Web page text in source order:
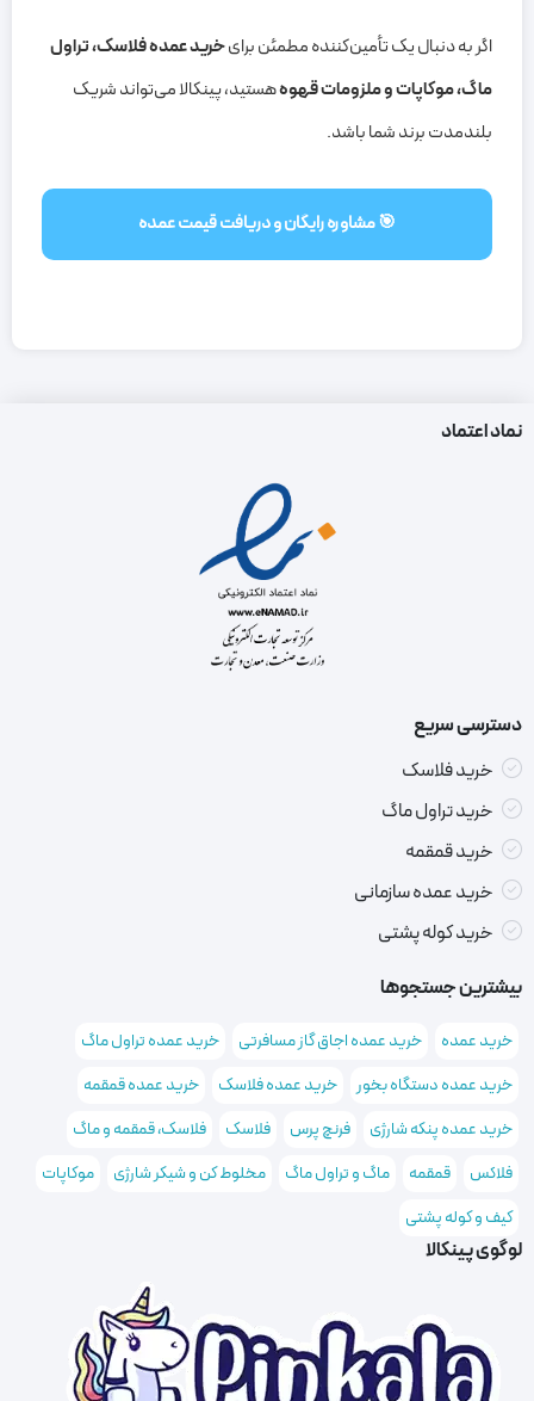
اگر به دنبال یک تأمین‌کننده مطمئن برایخرید عمده فلاسک، تراول
ماگ، موکاپات و ملزومات قهوههستید، پینکالا می‌تواند شریک
بلندمدت برند شما باشد.
🎯 مشاوره رایگان و دریافت قیمت عمده
نماد اعتماد
دسترسی سریع
خرید فلاسک
خرید تراول ماگ
خرید قمقمه
خرید عمده سازمانی
خرید کوله پشتی
بیشترین جستجوها
خرید عمده خرید عمده اجاق گاز مسافرتی
خرید عمده تراول ماگ
خرید عمده دستگاه بخور
خرید عمده فلاسک
خرید عمده قمقمه
خرید عمده پنکه شارژی
فرنچ پرس فلاسک
فلاسک، قمقمه و ماگ
فلاکس
قمقمه ماگ و تراول ماگ مخلوط کن و شیکر شارژی
موکاپات
کیف و کوله پشتی
لوگوی پینکالا